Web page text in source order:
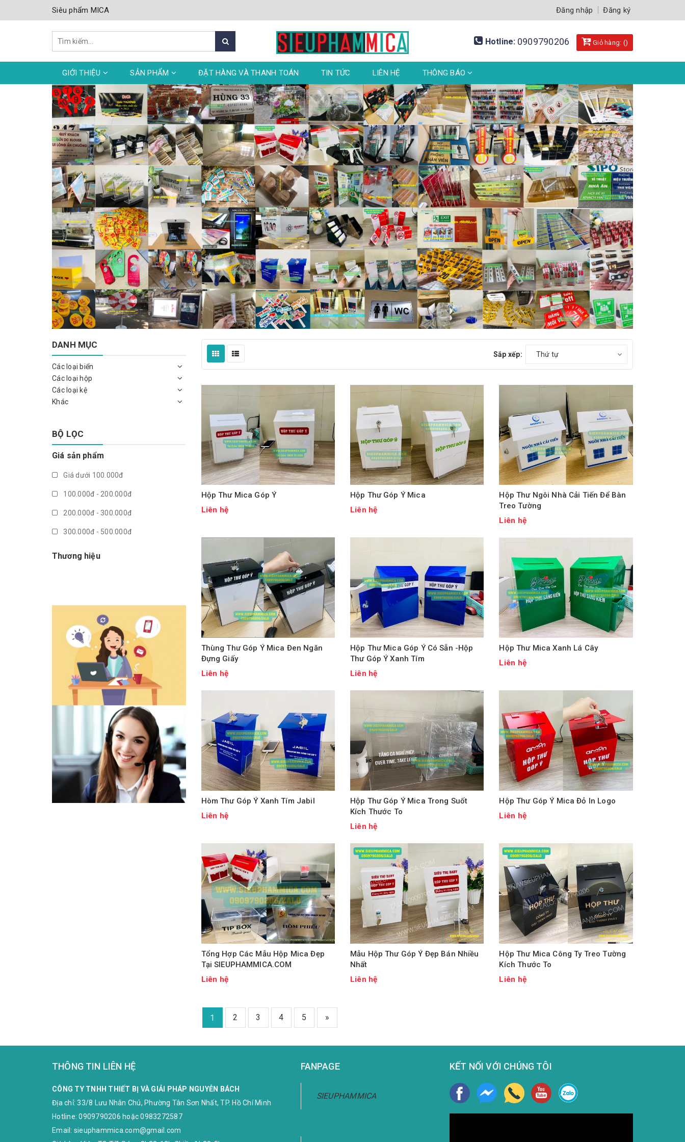
Siêu phẩm MICA Đăng nhập Đăng ký
Hotline: 0909790206 Giỏ hàng: ()
GIỚI THIỆU SẢN PHẨM ĐẶT HÀNG VÀ THANH TOÁN TIN TỨC LIÊN HỆ THÔNG BÁO
Sắp xếp: Thứ tự
Hộp Thư Mica Góp Ý
Liên hệ
Hộp Thư Góp Ý Mica
Liên hệ
Hộp Thư Ngôi Nhà Cải Tiến Để Bàn
Treo Tường
Liên hệ
Thùng Thư Góp Ý Mica Đen Ngăn
Đựng Giấy
Liên hệ
Hộp Thư Mica Góp Ý Có Sẵn -Hộp
Thư Góp Ý Xanh Tím
Liên hệ
Hộp Thư Mica Xanh Lá Cây
Liên hệ
Hòm Thư Góp Ý Xanh Tím Jabil
Liên hệ
Hộp Thư Góp Ý Mica Trong Suốt
Kích Thước To
Liên hệ
Hộp Thư Góp Ý Mica Đỏ In Logo
Liên hệ
Tổng Hợp Các Mẫu Hộp Mica Đẹp
Tại SIEUPHAMMICA.COM
Liên hệ
Mẫu Hộp Thư Góp Ý Đẹp Bán Nhiều
Nhất
Liên hệ
Hộp Thư Mica Công Ty Treo Tường
Kích Thước To
Liên hệ
1 2 3 4 5 »
DANH MỤC
Các loại biển
Các loại hộp
Các loại kệ
Khác
BỘ LỌC
Giá sản phẩm
Giá dưới 100.000đ
100.000đ - 200.000đ
200.000đ - 300.000đ
300.000đ - 500.000đ
Thương hiệu
THÔNG TIN LIÊN HỆ
CÔNG TY TNHH THIẾT BỊ VÀ GIẢI PHÁP NGUYỄN BÁCH
Địa chỉ:33/8 Lưu Nhân Chú, Phường Tân Sơn Nhất, TP. Hồ Chí Minh
Hotline:0909790206 hoặc0983272587
Email: sieuphammica.com@gmail.com
FANPAGE
SIEUPHAMMICA
KẾT NỐI VỚI CHÚNG TÔI